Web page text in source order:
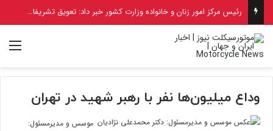
وداع میلیون‌ها نفر با رهبر شهید در تهران
موسس و مدیرمسئول: